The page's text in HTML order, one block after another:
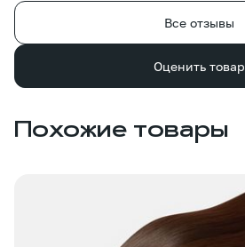
Все отзывы
Оценить товар
Похожие товары